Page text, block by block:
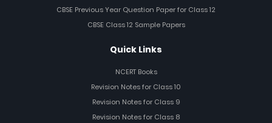
CBSE Previous Year Question Paper for Class 12
CBSE Class 12 Sample Papers
Quick Links
NCERT Books
Revision Notes for Class 10
Revision Notes for Class 9
Revision Notes for Class 8